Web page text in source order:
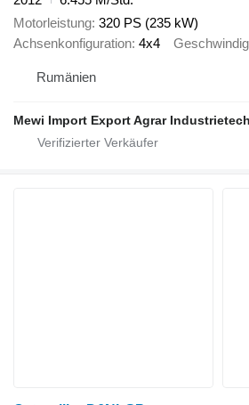
Motorleistung 320 PS (235 kW)
Achsenkonfiguration 4x4
Rumänien
Mewi Import Export Agrar